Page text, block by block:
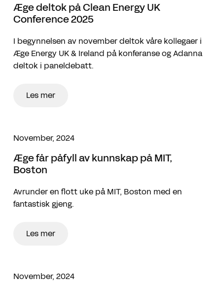
Æge deltok på Clean Energy UK
Conference 2025
I begynnelsen av november deltok våre kollegaer i
Æge Energy UK & Ireland på konferanse og Adanna
deltok i paneldebatt.
Les mer
November, 2024
Æge får påfyll av kunnskap på MIT,
Boston
Avrunder en flott uke på MIT, Boston med en
fantastisk gjeng.
Les mer
November, 2024